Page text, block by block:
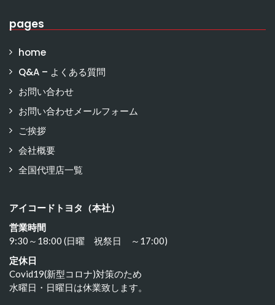
pages
home
Q&A – よくある質問
お問い合わせ
お問い合わせメールフォーム
ご挨拶
会社概要
全国代理店一覧
アイコードトヨタ（本社）
営業時間
9:30～18:00 (日曜 祝祭日 ～17:00)
定休日
Covid19(新型コロナ)対策のため
水曜日・日曜日は休業致します。